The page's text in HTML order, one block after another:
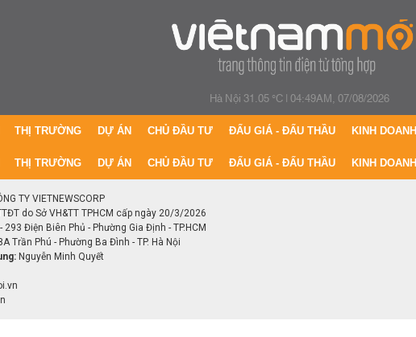
Hà Nội 31.05 °C|04:49AM, 07/08/2026
THỊ TRƯỜNG DỰ ÁN CHỦ ĐẦU TƯ ĐẤU GIÁ - ĐẤU THẦU KINH DOANH
THỊ TRƯỜNG DỰ ÁN CHỦ ĐẦU TƯ ĐẤU GIÁ - ĐẤU THẦU KINH DOANH
TY VIETNEWSCORP
do Sở VH&TT TPHCM cấp ngày 20/3/2026
293 Điện Biên Phủ - Phường Gia Định - TP.HCM
Trần Phú - Phường Ba Đình - TP. Hà Nội
Nguyễn Minh Quyết